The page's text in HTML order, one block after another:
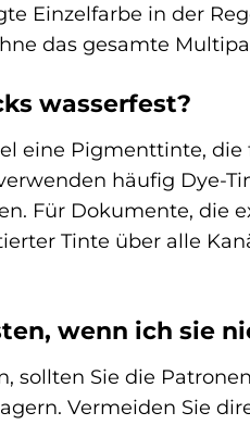
Einzelfarbe in der
das gesamte
wasserfest?
eine Pigmenttinte,
häufig Dye-
Für Dokumente, die
Tinte über alle
wenn ich sie
sollten Sie die
Vermeiden Sie